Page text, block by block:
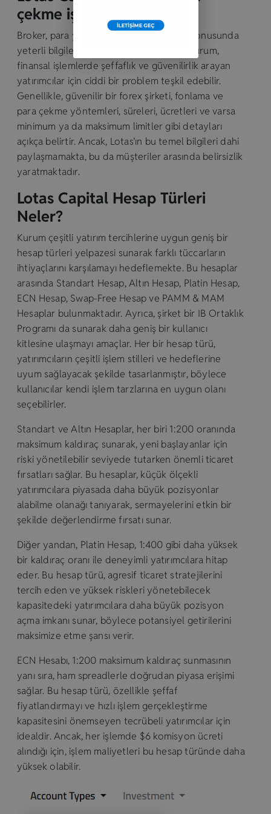
çekme işlemleri neler?
Broker, para yatırma ve çekme işlemleri konusunda
yeterli bilgilendirme sağlamamakta. Bu durum,
finansal işlemlerde şeffaflık ve güvenilirlik arayan
yatırımcılar için ciddi bir problem teşkil edebilir.
Genellikle, güvenilir bir forex şirketi, fonlama ve
para çekme yöntemleri, süreleri, ücretleri ve varsa
minimum ya da maksimum limitler gibi detayları
açıkça belirtir. Ancak, Lotas’ın bu temel bilgileri dahi
paylaşmamakta, bu da müşteriler arasında belirsizlik
yaratmaktadır.
Lotas Capital Hesap Türleri
Neler?
Kurum çeşitli yatırım tercihlerine uygun geniş bir
hesap türleri yelpazesi sunarak farklı tüccarların
ihtiyaçlarını karşılamayı hedeflemekte. Bu hesaplar
arasında Standart Hesap, Altın Hesap, Platin Hesap,
ECN Hesap, Swap-Free Hesap ve PAMM & MAM
Hesaplar bulunmaktadır. Ayrıca, şirket bir IB Ortaklık
Programı da sunarak daha geniş bir kullanıcı
kitlesine ulaşmayı amaçlar. Her bir hesap türü,
yatırımcıların çeşitli işlem stilleri ve hedeflerine
uyum sağlayacak şekilde tasarlanmıştır, böylece
kullanıcılar kendi işlem tarzlarına en uygun olanı
seçebilirler.
Standart ve Altın Hesaplar, her biri 1:200 oranında
maksimum kaldıraç sunarak, yeni başlayanlar için
riski yönetilebilir seviyede tutarken önemli ticaret
fırsatları sağlar. Bu hesaplar, küçük ölçekli
yatırımcılara piyasada daha büyük pozisyonlar
alabilme olanağı tanıyarak, sermayelerini etkin bir
şekilde değerlendirme fırsatı sunar.
Diğer yandan, Platin Hesap, 1:400 gibi daha yüksek
bir kaldıraç oranı ile deneyimli yatırımcılara hitap
eder. Bu hesap türü, agresif ticaret stratejilerini
tercih eden ve yüksek riskleri yönetebilecek
kapasitedeki yatırımcılara daha büyük pozisyon
açma imkanı sunar, böylece potansiyel getirilerini
maksimize etme şansı verir.
ECN Hesabı, 1:200 maksimum kaldıraç sunmasının
yanı sıra, ham spreadlerle doğrudan piyasa erişimi
sağlar. Bu hesap türü, özellikle şeffaf
fiyatlandırmayı ve hızlı işlem gerçekleştirme
kapasitesini önemseyen tecrübeli yatırımcılar için
idealdir. Ancak, her işlemde $6 komisyon ücreti
alındığı için, işlem maliyetleri bu hesap türünde daha
yüksek olabilir.